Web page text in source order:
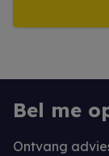
Bel me
Ontvang